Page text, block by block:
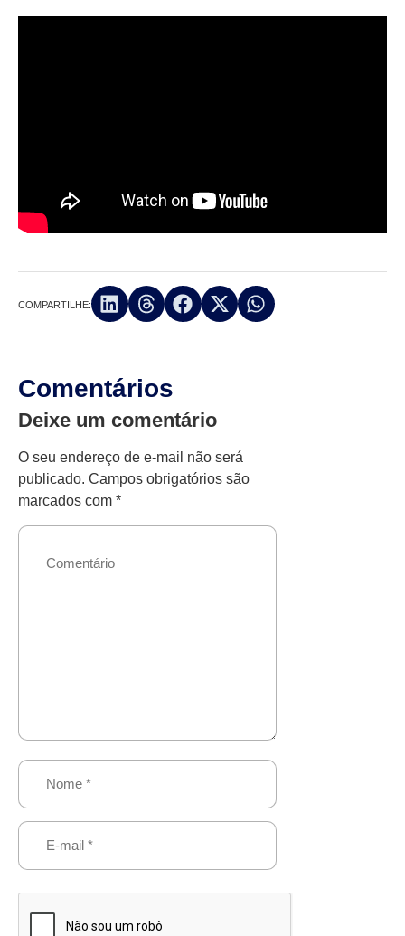
COMPARTILHE:
Comentários
Deixe um comentário
O seu endereço de e-mail não será
publicado. Campos obrigatórios são
marcados com *